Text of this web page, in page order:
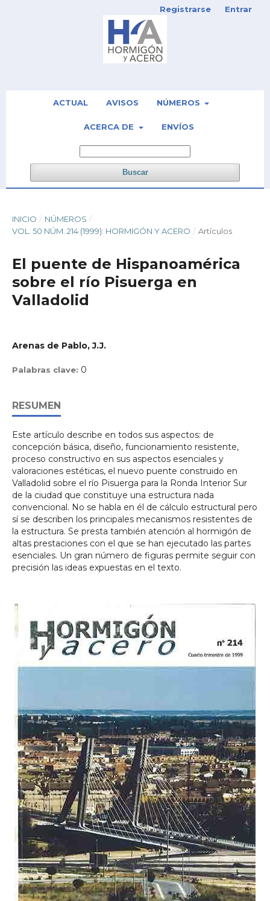
ACTUAL AVISOS NÚMEROS
ACERCA DE ENVÍOS
Buscar
Registrarse Entrar
INICIO / NÚMEROS /
VOL. 50 NÚM. 214 (1999): HORMIGÓN Y ACERO / Artículos
El puente de Hispanoamérica
sobre el río Pisuerga en
Valladolid
Arenas de Pablo, J.J.
Palabras clave: 0
RESUMEN
Este artículo describe en todos sus aspectos: de
concepción básica, diseño, funcionamiento resistente,
proceso constructivo en sus aspectos esenciales y
valoraciones estéticas, el nuevo puente construido en
Valladolid sobre el río Pisuerga para la Ronda Interior Sur
de la ciudad que constituye una estructura nada
convencional. No se habla en él de cálculo estructural pero
sí se describen los principales mecanismos resistentes de
la estructura. Se presta también atención al hormigón de
altas prestaciones con el que se han ejecutado las partes
esenciales. Un gran número de figuras permite seguir con
precisión las ideas expuestas en el texto.